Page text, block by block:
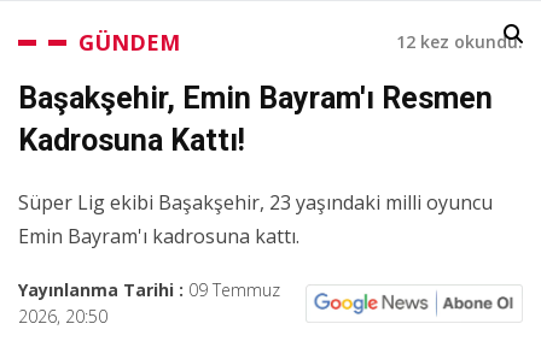
GÜNDEM 12 kez okundu.
Başakşehir, Emin Bayram'ı Resmen
Kadrosuna Kattı!
Süper Lig ekibi Başakşehir, 23 yaşındaki milli oyuncu
Emin Bayram'ı kadrosuna kattı.
Yayınlanma Tarihi : 09 Temmuz
2026, 20:50